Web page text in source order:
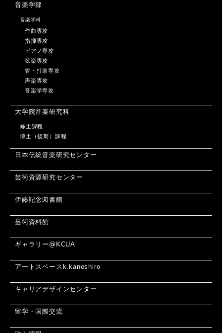
音楽学部
音楽学科
作曲専攻
指揮専攻
ピアノ専攻
弦楽専攻
管・打楽専攻
声楽専攻
音楽学専攻
大学院音楽研究科
修士課程
博士（後期）課程
日本伝統音楽研究センター
芸術資源研究センター
伊藤記念図書館
芸術資料館
ギャラリー@KCUA
アートスペースk.kaneshiro
キャリアデザインセンター
留学・国際交流